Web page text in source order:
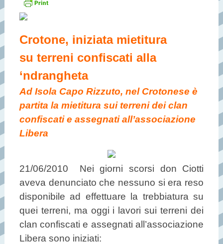
Crotone, iniziata mietitura
su terreni confiscati alla
‘ndrangheta
Ad Isola Capo Rizzuto, nel Crotonese è
partita la mietitura sui terreni dei clan
confiscati e assegnati all’associazione
Libera
21/06/2010 Nei giorni scorsi don Ciotti
aveva denunciato che nessuno si era reso
disponibile ad effettuare la trebbiatura su
quei terreni, ma oggi i lavori sui terreni dei
clan confiscati e assegnati all’associazione
Libera sono iniziati: